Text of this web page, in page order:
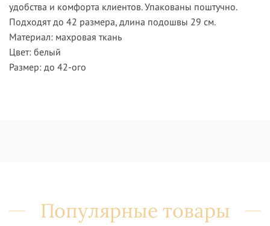
удобства и комфорта клиентов. Упакованы поштучно.
Подходят до 42 размера, длина подошвы 29 см.
Материал: махровая ткань
Цвет: белый
Размер: до 42-ого
Популярные товары